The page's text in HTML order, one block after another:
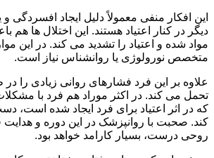
این افکار منفی معمولاً دلیل ایجاد افسردگی و
دیگر در کنار اعتیاد هستند. این اختلال ها
مواد شده و اعتیاد را تشدید می کند. در این
متخصص نورولوژی یا روانشناس نیاز است.
علاوه بر این فرد فشارهای روانی زیادی را
تحمل می کند. در اکثر موراد هم فرد با
که در اثر اعتیاد برای فرد ایجاد شده است،
کند. صحبت با روانپزشک در این دوره و
روحی درست، بسیار کارامد خواهد بود.